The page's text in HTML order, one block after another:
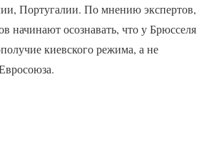
Португалии. По мнению экспертов,
начинают осознавать, что у Брюсселя
киевского режима, а не